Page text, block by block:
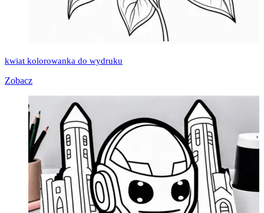
kwiat kolorowanka do wydruku
Zobacz